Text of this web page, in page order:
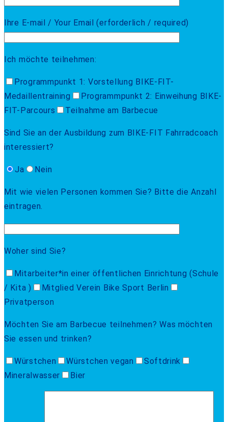
Ihre E-mail / Your Email (erforderlich / required)
Ich möchte teilnehmen:
Programmpunkt 1: Vorstellung BIKE-FIT-
Medaillentraining
Programmpunkt 2: Einweihung BIKE-
FIT-Parcours
Teilnahme am Barbecue
Sind Sie an der Ausbildung zum BIKE-FIT Fahrradcoach
interessiert?
Ja Nein
Mit wie vielen Personen kommen Sie? Bitte die Anzahl
eintragen.
Woher sind Sie?
Mitarbeiter*in einer öffentlichen Einrichtung (Schule
/ Kita )
Mitglied Verein Bike Sport Berlin
Privatperson
Möchten Sie am Barbecue teilnehmen? Was möchten
Sie essen und trinken?
Würstchen Würstchen vegan
Softdrink
Mineralwasser
Bier